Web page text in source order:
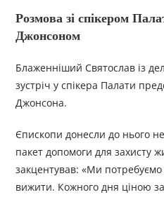
Розмова зі спікером
Джонсоном
Блаженніший Святослав із
зустріч у спікера Палати
Джонсона.
Єпископи донесли до нього
пакет допомоги для захисту
закцентував: «Ми
вижити. Кожного дня ціною